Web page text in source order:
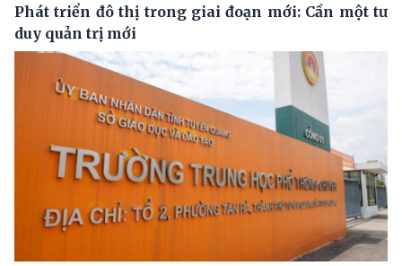
Phát triển đô thị trong giai đoạn mới: Cần một tư
duy quản trị mới